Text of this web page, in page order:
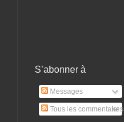
S’abonner à
Messages
Tous les commentaires